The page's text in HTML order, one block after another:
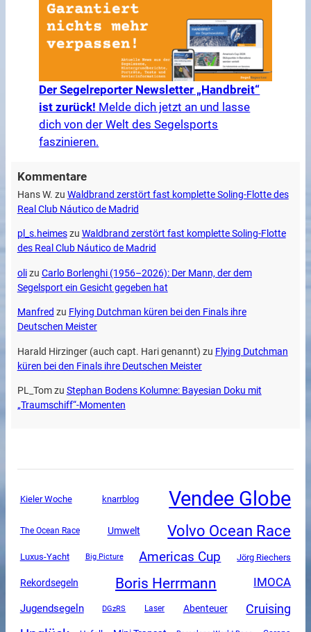
Der Segelreporter Newsletter „Handbreit“
ist zurück! Melde dich jetzt an und lasse
dich von der Welt des Segelsports
faszinieren.
Kommentare
Hans W. zu Waldbrand zerstört fast komplette Soling-Flotte des
Real Club Náutico de Madrid
pl_s.heimeszu Waldbrand zerstört fast komplette Soling-Flotte
des Real Club Náutico de Madrid
olizu Carlo Borlenghi (1956–2026): Der Mann, der dem
Segelsport ein Gesicht gegeben hat
Manfred zu Flying Dutchman küren bei den Finals ihre
Deutschen Meister
Harald Hirzinger (auch capt. Hari genannt) zu Flying Dutchman
küren bei den Finals ihre Deutschen Meister
PL_Tomzu Stephan Bodens Kolumne: Bayesian Doku mit
„Traumschiff“-Momenten
Kieler Woche knarrblog Vendee Globe
The Ocean Race Umwelt Volvo Ocean Race
Luxus-Yacht Big Picture Americas Cup Jörg Riechers
Rekordsegeln Boris Herrmann IMOCA
Jugendsegeln DGzRS Laser Abenteuer Cruising